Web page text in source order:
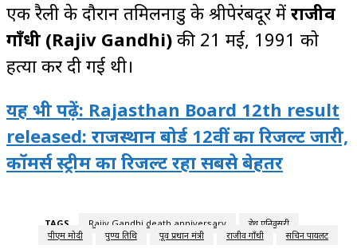
एक रैली के दौरान तमिलनाडु के श्रीपेरंबदूर में राजीव
गाँधी (Rajiv Gandhi) की 21 मई, 1991 को
हत्या कर दी गई थी।
यह भी पढ़ें: Rajasthan Board 12th result
released: राजस्थान बोर्ड 12वीं का रिजल्ट जारी,
कॉमर्स स्ट्रीम का रिजल्ट रहा सबसे बेहतर
TAGS Rajiv Gandhi death anniversary
डेथ एनिवर्सरी
पीएम मोदी
पुण्य तिथि पूर्व प्रधान मंत्री राजीव गाँधी सचिन पायलट